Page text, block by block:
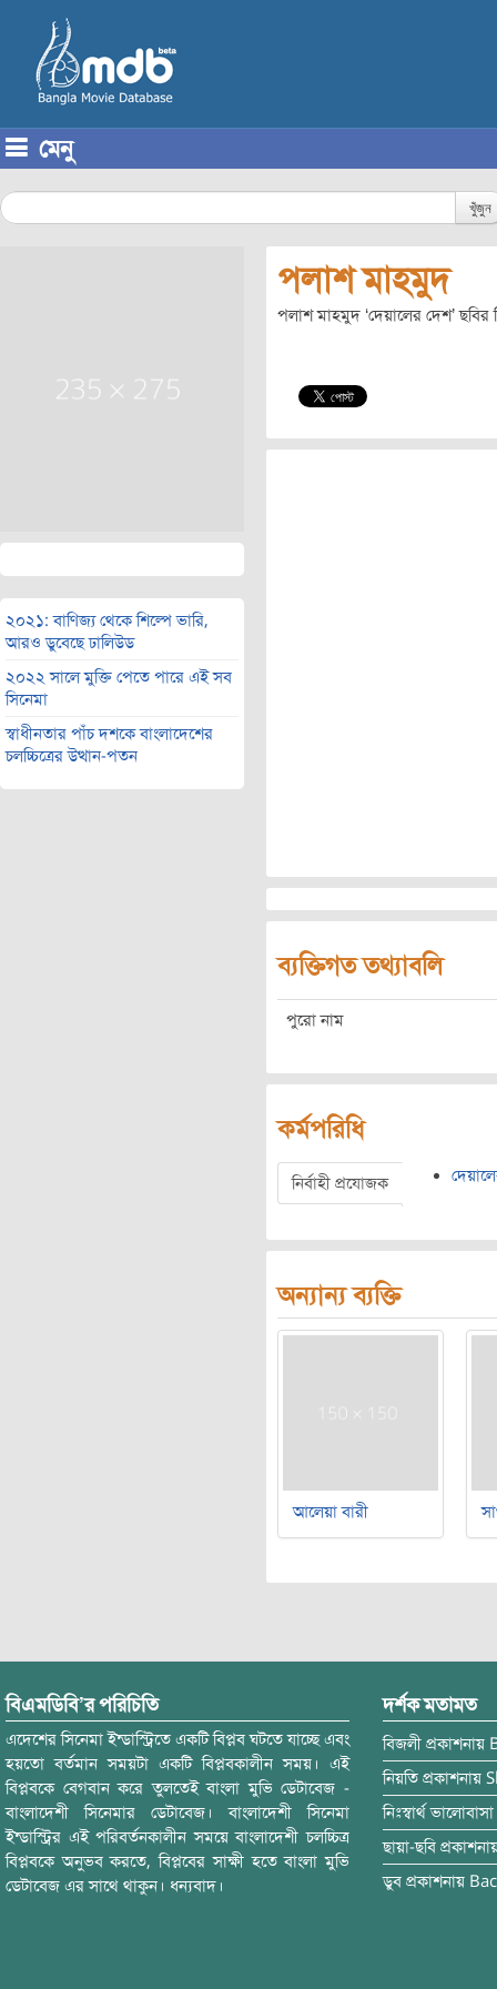
মেনু
খুঁজুন
২০২১: বাণিজ্য থেকে শিল্পে ভারি,
আরও ডুবেছে ঢালিউড
২০২২ সালে মুক্তি পেতে পারে এই সব
সিনেমা
স্বাধীনতার পাঁচ দশকে বাংলাদেশের
চলচ্চিত্রের উত্থান-পতন
পলাশ মাহমুদ
পলাশ মাহমুদ ‘দেয়ালের দেশ’ ছবির
ব্যক্তিগত তথ্যাবলি
পুরো নাম
কর্মপরিধি
নির্বাহী প্রযোজক
অন্যান্য ব্যক্তি
আলেয়া বারী
বিএমডিবি’র পরিচিতি
এদেশের সিনেমা ইন্ডাস্ট্রিতে একটি বিপ্লব ঘটতে যাচ্ছে এবং
হয়তো বর্তমান সময়টা একটি বিপ্লবকালীন সময়। এই
বিপ্লবকে বেগবান করে তুলতেই বাংলা মুভি ডেটাবেজ -
বাংলাদেশী সিনেমার ডেটাবেজ। বাংলাদেশী সিনেমা
ইন্ডাস্ট্রির এই পরিবর্তনকালীন সময়ে বাংলাদেশী চলচ্চিত্র
বিপ্লবকে অনুভব করতে, বিপ্লবের সাক্ষী হতে বাংলা মুভি
ডেটাবেজ এর সাথে থাকুন। ধন্যবাদ।
দর্শক মতামত
বিজলী প্রকাশনায়
নিয়তি প্রকাশনায়
নিঃস্বার্থ ভালোবাসা
ছায়া-ছবি
ডুব প্রকাশনায়